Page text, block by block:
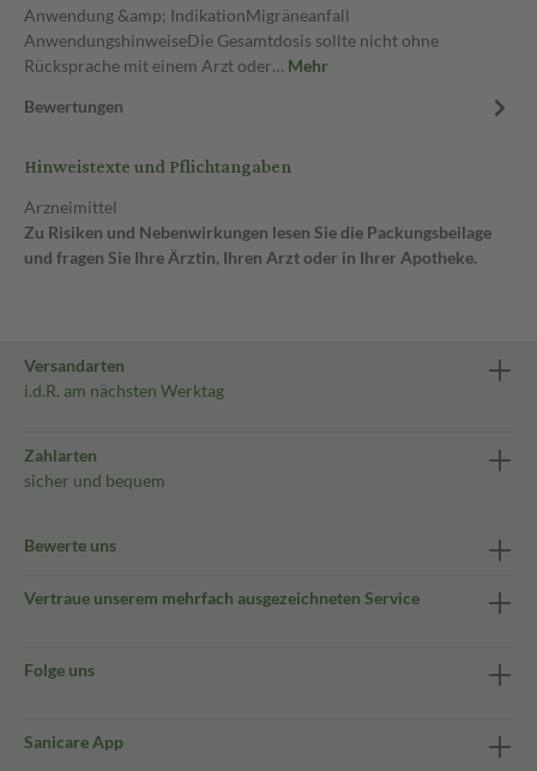
Anwendung &amp; IndikationMigräneanfall
AnwendungshinweiseDie Gesamtdosis sollte nicht ohne
Rücksprache mit einem Arzt oder… Mehr
Bewertungen
Hinweistexte und Pflichtangaben
Arzneimittel
Zu Risiken und Nebenwirkungen lesen Sie die Packungsbeilage
und fragen Sie Ihre Ärztin, Ihren Arzt oder in Ihrer Apotheke.
Versandarten
i.d.R. am nächsten Werktag
Zahlarten
sicher und bequem
Bewerte uns
Vertraue unserem mehrfach ausgezeichneten Service
Folge uns
Sanicare App